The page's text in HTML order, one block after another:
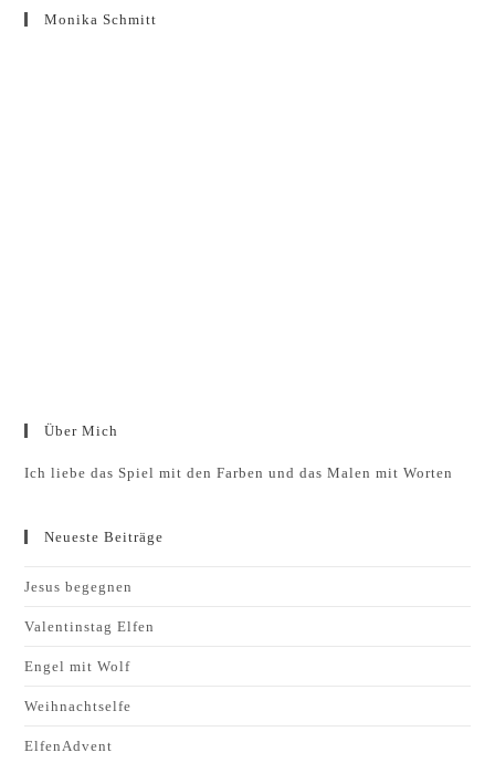
Monika Schmitt
Über Mich
Ich liebe das Spiel mit den Farben und das Malen mit Worten
Neueste Beiträge
Jesus begegnen
Valentinstag Elfen
Engel mit Wolf
Weihnachtselfe
ElfenAdvent